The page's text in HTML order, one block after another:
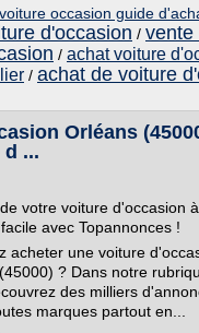
voiture occasion guide
d'occasion / vente
/ achat voiture
/ achat de voiture
Orléans
...
votre voiture d'occasion
avec Topannonces !
acheter une voiture
? Dans notre
des milliers
marques partout en...